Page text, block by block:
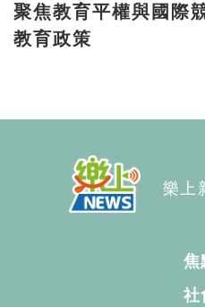
聚焦教育平權與國際競爭力 柯志
教育政策
樂上
焦
社